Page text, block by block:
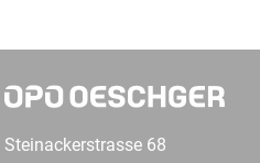
Steinackerstrasse 68